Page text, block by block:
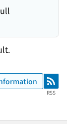
RSS
RSS